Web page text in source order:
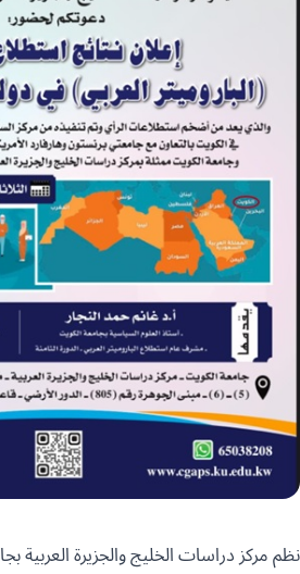
نظم مركز دراسات الخليج والجزيرة العربية